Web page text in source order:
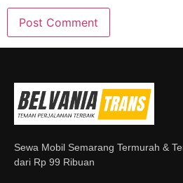
Sewa Mobil Semarang Termurah &
dari Rp 99 Ribuan